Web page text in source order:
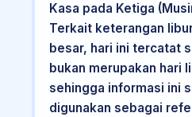
Kasa pada Ketiga
Terkait keterangan
besar, hari ini tercatat
bukan merupakan hari
sehingga informasi ini
digunakan sebagai